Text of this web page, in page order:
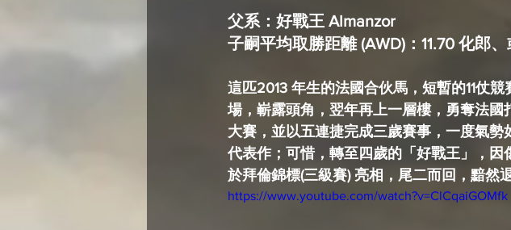
父系：好戰王 Almanzor
子嗣平均取勝距離 (AWD)：11.70 化郎
這匹2013 年生的法國合伙馬，短暫的11仗
場，嶄露頭角，翌年再上一層樓，勇奪法
大賽，並以五連捷完成三歲賽事，一度氣
代表作；可惜，轉至四歲的「好戰王」，
於拜倫錦標(三級賽) 亮相，尾二而回，黯然退
https://www.youtube.com/watch?v=ClCqaiGOMfk